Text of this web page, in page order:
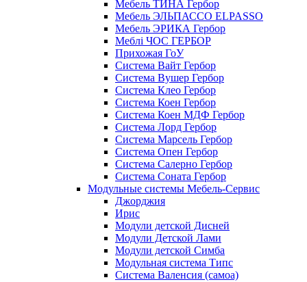
Мебель ТИНА Гербор
Мебель ЭЛЬПАССО ELPASSO
Мебель ЭРИКА Гербор
Меблі ЧОС ГЕРБОР
Прихожая ГоУ
Система Вайт Гербор
Система Вушер Гербор
Система Клео Гербор
Система Коен Гербор
Система Коен МДФ Гербор
Система Лорд Гербор
Система Марсель Гербор
Система Опен Гербор
Система Салерно Гербор
Система Соната Гербор
Модульные системы Мебель-Сервис
Джорджия
Ирис
Модули детской Дисней
Модули Детской Лами
Модули детской Симба
Модульная система Типс
Система Валенсия (самоа)